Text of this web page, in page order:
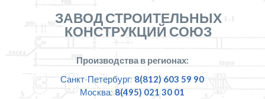
ЗАВОД СТРОИТЕЛЬНЫХ
КОНСТРУКЦИЙ СОЮЗ
Производства в регионах:
Санкт-Петербург: 8(812) 603 59 90
Москва: 8(495) 021 30 01